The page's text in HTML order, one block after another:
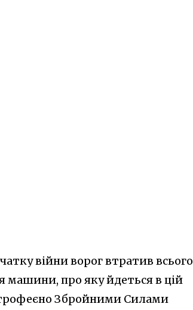
війни ворог втратив всього
машини, про яку йдеться в цій
Збройними Силами